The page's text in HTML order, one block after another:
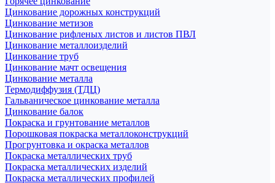
Цинкование дорожных конструкций
Цинкование метизов
Цинкование рифленых листов и листов ПВЛ
Цинкование металлоизделий
Цинкование труб
Цинкование мачт освещения
Цинкование металла
Термодиффузия (ТДЦ)
Гальваническое цинкование металла
Цинкование балок
Покраска и грунтование металлов
Порошковая покраска металлоконструкций
Прогрунтовка и окраска металлов
Покраска металлических труб
Покраска металлических изделий
Покраска металлических профилей